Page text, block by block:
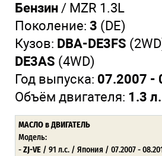
Бензин / MZR 1.3L
Поколение: 3 (DE)
Кузов: DBA-DE3FS
DE3AS (4WD)
Год выпуска: 07.2007 -
Объём двигателя: 1.3 л.
МАСЛО в ДВИГАТЕЛЬ
Модель:
-ZJ-VE / 91 л.с. / Япония / 07.2007 -